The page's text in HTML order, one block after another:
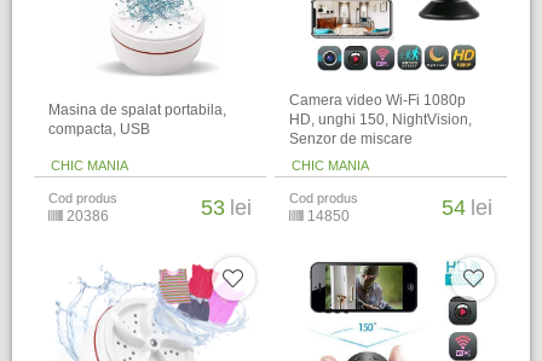
Masina de spalat portabila,
compacta, USB
CHIC MANIA
Cod produs
20386 53 lei
Camera video Wi-Fi 1080p
HD, unghi 150, NightVision,
Senzor de miscare
CHIC MANIA
Cod produs
14850 54 lei